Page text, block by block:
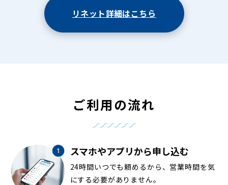
リネット詳細はこちら
ご利用の流れ
スマホやアプリから申し込む
24時間いつでも頼めるから、営業時間を気
にする必要がありません。